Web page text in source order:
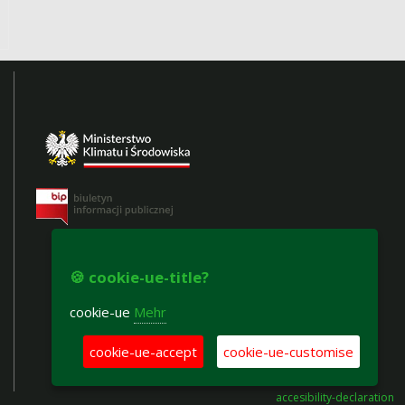
accesibility-declaration
🍪 cookie-ue-title?
cookie-ue Mehr
cookie-ue-accept cookie-ue-customise